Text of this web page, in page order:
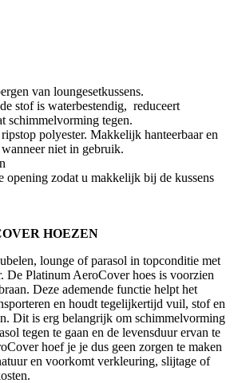
van loungesetkussens.
stof is waterbestendig, reduceert
schimmelvorming tegen.
polyester. Makkelijk hanteerbaar en
niet in gebruik.
opening zodat u makkelijk bij de kussens
HOEZEN
lounge of parasol in topconditie met
De Platinum AeroCover hoes is voorzien
Deze ademende functie helpt het
en houdt tegelijkertijd vuil, stof en
Dit is erg belangrijk om schimmelvorming
tegen te gaan en de levensduur ervan te
hoef je je dus geen zorgen te maken
en voorkomt verkleuring, slijtage of